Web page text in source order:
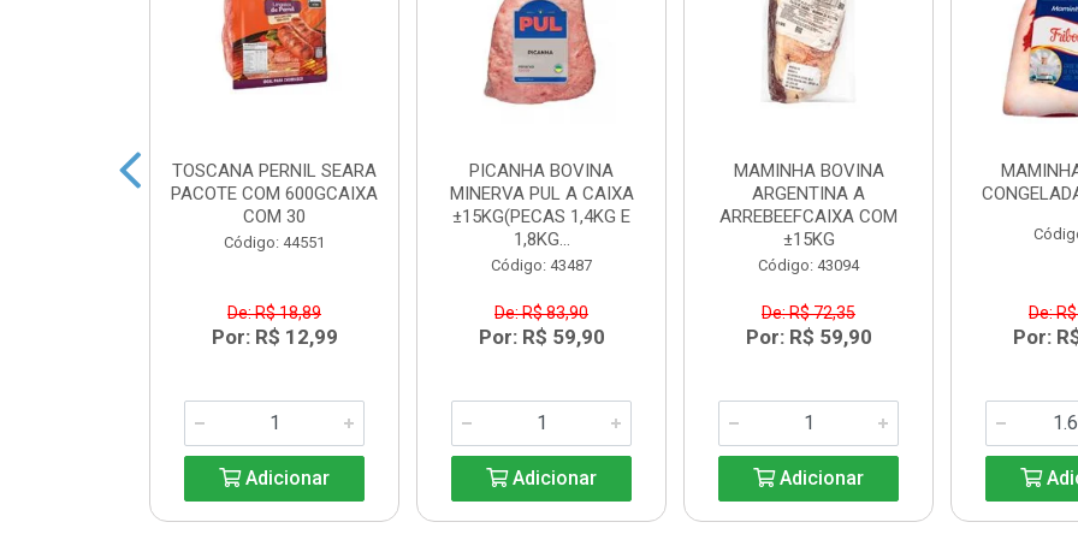
TOSCANA PERNIL SEARA
PACOTE COM 600GCAIXA
COM 30
Código: 44551
De: R$ 18,89
Por: R$ 12,99
Adicionar
PICANHA BOVINA
MINERVA PUL A CAIXA
±15KG(PECAS 1,4KG E
1,8KG...
Código: 43487
De: R$ 83,90
Por: R$ 59,90
Adicionar
MAMINHA BOVINA
ARGENTINA A
ARREBEEFCAIXA COM
±15KG
Código: 43094
De: R$ 72,35
Por: R$ 59,90
Adicionar
De:
Por: